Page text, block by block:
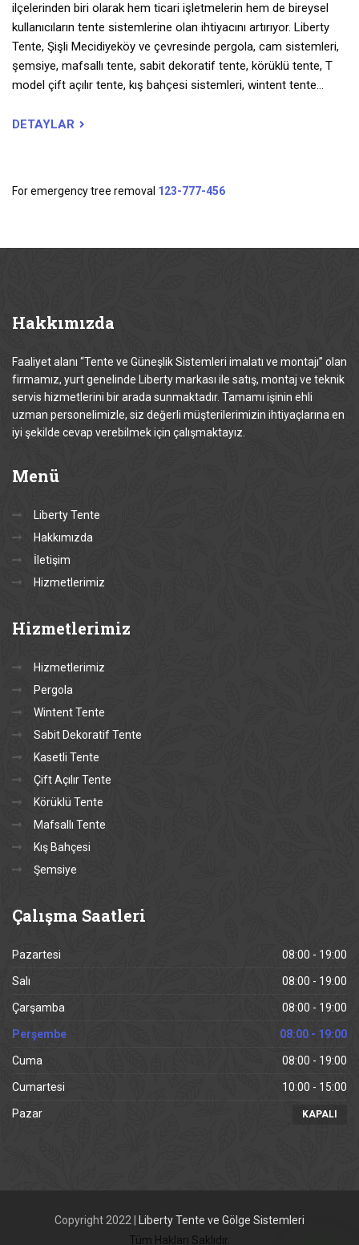
ilçelerinden biri olarak hem ticari işletmelerin hem de bireysel
kullanıcıların tente sistemlerine olan ihtiyacını artırıyor. Liberty
Tente, Şişli Mecidiyeköy ve çevresinde pergola, cam sistemleri,
şemsiye, mafsallı tente, sabit dekoratif tente, körüklü tente, T
model çift açılır tente, kış bahçesi sistemleri, wintent tente…
DETAYLAR
For emergency tree removal 123-777-456
Hakkımızda
Faaliyet alanı “Tente ve Güneşlik Sistemleri imalatı ve montajı” olan
firmamız, yurt genelinde Liberty markası ile satış, montaj ve teknik
servis hizmetlerini bir arada sunmaktadır. Tamamı işinin ehli
uzman personelimizle, siz değerli müşterilerimizin ihtiyaçlarına en
iyi şekilde cevap verebilmek için çalışmaktayız.
Menü
Liberty Tente
Hakkımızda
İletişim
Hizmetlerimiz
Hizmetlerimiz
Hizmetlerimiz
Pergola
Wintent Tente
Sabit Dekoratif Tente
Kasetli Tente
Çift Açılır Tente
Körüklü Tente
Mafsallı Tente
Kış Bahçesi
Şemsiye
Çalışma Saatleri
Pazartesi 08:00 - 19:00
Salı 08:00 - 19:00
Çarşamba 08:00 - 19:00
Perşembe 08:00 - 19:00
Cuma 08:00 - 19:00
Cumartesi 10:00 - 15:00
Pazar KAPALI
Copyright 2022 |
Liberty Tente ve Gölge Sistemleri
Tüm Hakları Saklıdır.